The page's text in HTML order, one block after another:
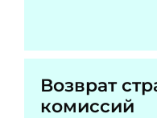
Возврат
комиссий